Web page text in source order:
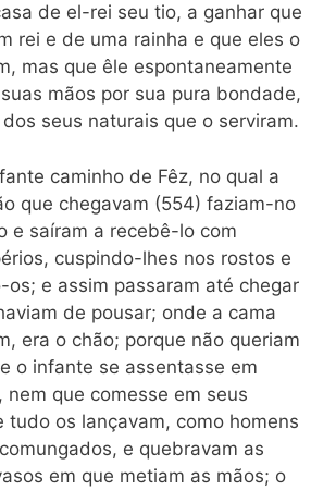
de el-rei seu tio, a ganhar que
rei e de uma rainha e que eles o
mas que êle espontaneamente
mãos por sua pura bondade,
seus naturais que o serviram.
caminho de Fêz, no qual a
que chegavam (554) faziam-no
e saíram a recebê-lo com
cuspindo-lhes nos rostos e
e assim passaram até chegar
de pousar; onde a cama
era o chão; porque não queriam
o infante se assentasse em
nem que comesse em seus
tudo os lançavam, como homens
e quebravam as
em que metiam as mãos; o